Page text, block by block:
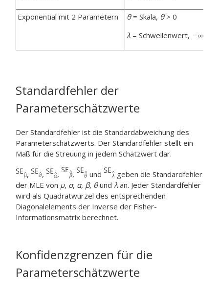
Exponential mit 2 Parametern θ= Skala, θ> 0
λ= Schwellenwert,
Standardfehler der
Parameterschätzwerte
Der Standardfehler ist die Standardabweichung des
Parameterschätzwerts. Der Standardfehler stellt ein
Maß für die Streuung in jedem Schätzwert dar.
, , , , und
geben die Standardfehler
der MLE von μ, σ, α, β, θund λ an. Jeder Standardfehler
wird als Quadratwurzel des entsprechenden
Diagonalelements der Inverse der Fisher-
Informationsmatrix berechnet.
Konfidenzgrenzen für die
Parameterschätzwerte